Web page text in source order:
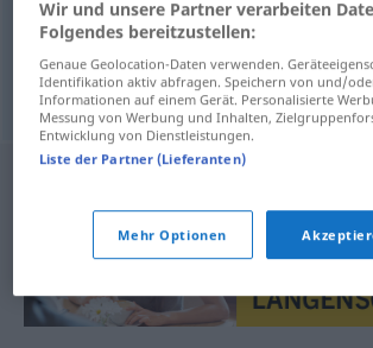
nucenývýkon M Zwangsvollstreckung
exekuce F Zwangsvollstreckung
Wir und unsere Partner verarbeiten
Folgendes bereitzustellen:
Genaue Geolocation-Daten verwenden.
Identifikation aktiv abfragen. Speichern von und/
Informationen auf einem Gerät. Personalisierte
Messung von Werbung und Inhalten,
Entwicklung von Dienstleistungen.
Liste der Partner (Lieferanten)
Mehr Optionen